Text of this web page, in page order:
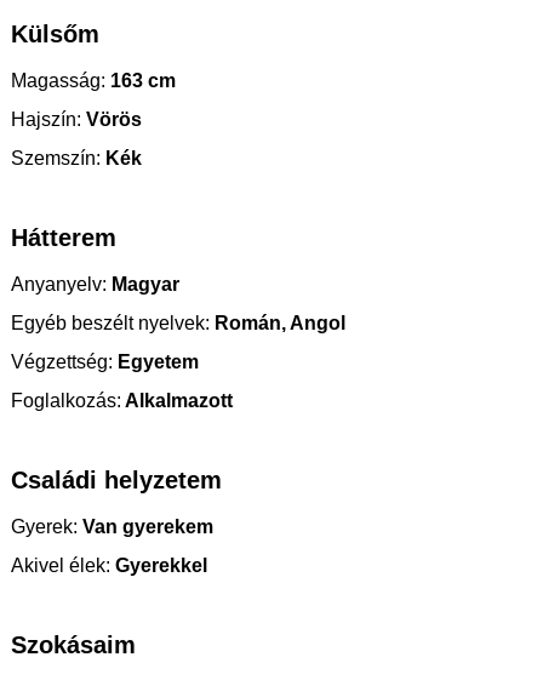
Külsőm
Magasság: 163 cm
Hajszín: Vörös
Szemszín: Kék
Hátterem
Anyanyelv: Magyar
Egyéb beszélt nyelvek: Román, Angol
Végzettség: Egyetem
Foglalkozás: Alkalmazott
Családi helyzetem
Gyerek: Van gyerekem
Akivel élek: Gyerekkel
Szokásaim